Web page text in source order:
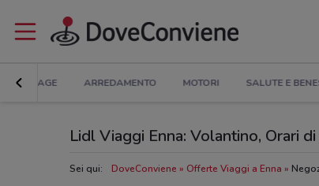
BRICOLAGE ARREDAMENTO MOTORI SALUTE E
Lidl Viaggi Enna: Volantino, Orari
Sei qui: DoveConviene Offerte Viaggi a Enna